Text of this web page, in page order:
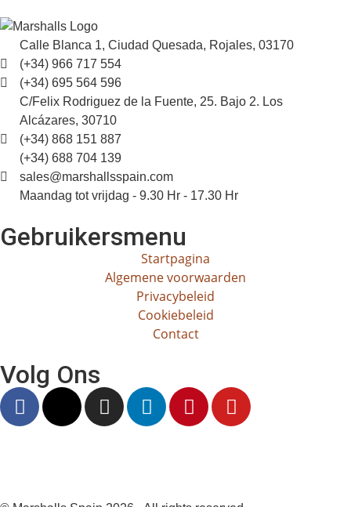
Calle Blanca 1, Ciudad Quesada, Rojales, 03170
(+34) 966 717 554
(+34) 695 564 596
C/Felix Rodriguez de la Fuente, 25. Bajo 2. Los
Alcázares, 30710
(+34) 868 151 887
(+34) 688 704 139
sales@marshallsspain.com
Maandag tot vrijdag - 9.30 Hr - 17.30 Hr
Gebruikersmenu
Startpagina
Algemene voorwaarden
Privacybeleid
Cookiebeleid
Contact
Volg Ons